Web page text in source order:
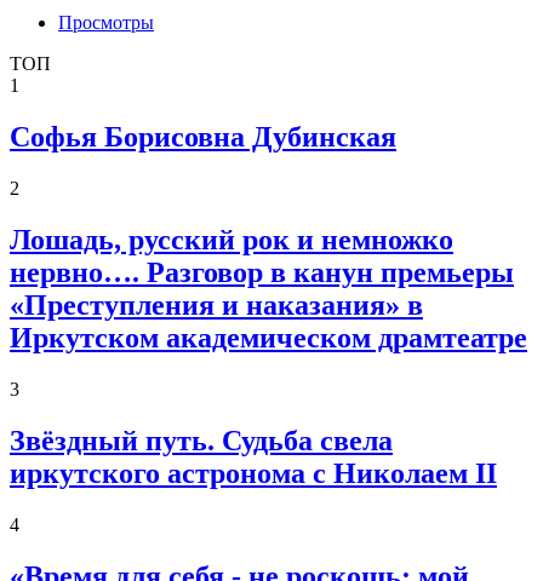
Просмотры
ТОП
1
Софья Борисовна Дубинская
2
Лошадь, русский рок и немножко
нервно…. Разговор в канун премьеры
«Преступления и наказания» в
Иркутском академическом драмтеатре
3
Звёздный путь. Судьба свела
иркутского астронома с Николаем II
4